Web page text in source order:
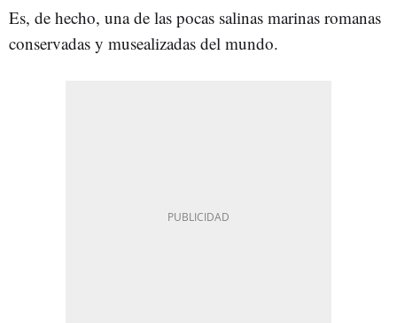
Es, de hecho, una de las pocas salinas marinas romanas
conservadas y musealizadas del mundo.